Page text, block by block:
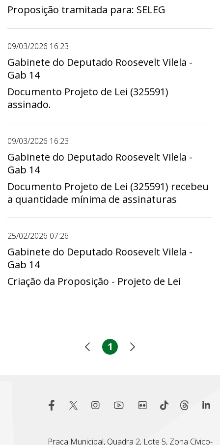
Proposição tramitada para: SELEG
09/03/2026 16:23
Gabinete do Deputado Roosevelt Vilela -
Gab 14
Documento Projeto de Lei (325591)
assinado.
09/03/2026 16:23
Gabinete do Deputado Roosevelt Vilela -
Gab 14
Documento Projeto de Lei (325591) recebeu
a quantidade mínima de assinaturas
25/02/2026 07:26
Gabinete do Deputado Roosevelt Vilela -
Gab 14
Criação da Proposição - Projeto de Lei
1
Praça Municipal, Quadra 2, Lote 5, Zona Cívico-